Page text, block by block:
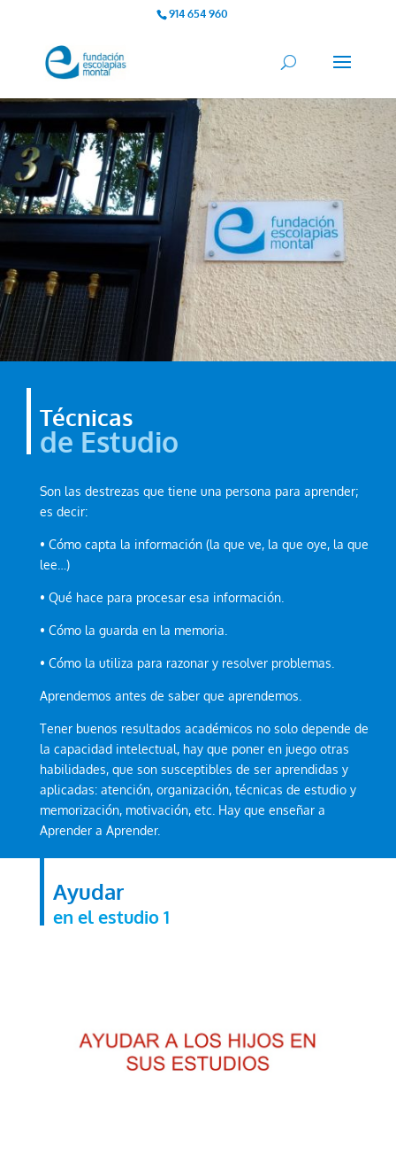
914 654 960
Técnicas
de Estudio
Son las destrezas que tiene una persona para aprender;
es decir:
• Cómo capta la información (la que ve, la que oye, la que
lee…)
• Qué hace para procesar esa información.
• Cómo la guarda en la memoria.
• Cómo la utiliza para razonar y resolver problemas.
Aprendemos antes de saber que aprendemos.
Tener buenos resultados académicos no solo depende de
la capacidad intelectual, hay que poner en juego otras
habilidades, que son susceptibles de ser aprendidas y
aplicadas: atención, organización, técnicas de estudio y
memorización, motivación, etc. Hay que enseñar a
Aprender a Aprender.
Ayudar
en el estudio 1